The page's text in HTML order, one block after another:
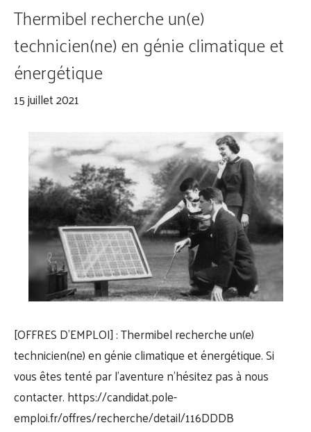
Thermibel recherche un(e)
technicien(ne) en génie climatique et
énergétique
15 juillet 2021
[OFFRES D’EMPLOI] : Thermibel recherche un(e)
technicien(ne) en génie climatique et énergétique. Si
vous êtes tenté par l’aventure n’hésitez pas à nous
contacter. https://candidat.pole-
emploi.fr/offres/recherche/detail/116DDDB